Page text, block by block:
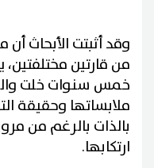
وقد أثبتت الأبحاث
من قارتين
خمس سنوات خلت
ملابساتها وحقيقة
بالذات بالرغم من
ارتكابها.